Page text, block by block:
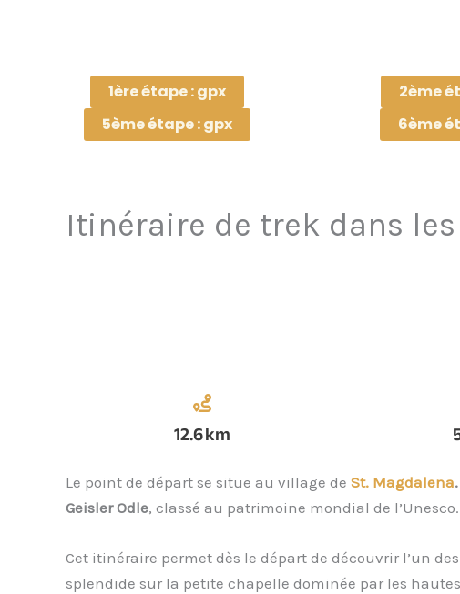
1ère étape : gpx
5ème étape : gpx
2ème
6ème
Itinéraire de trek dans
12.6km
Le point de départ se situe au village de St. Magdalena.
Geisler Odle, classé au patrimoine mondial de l’Unesco.
Cet itinéraire permet dès le départ de découvrir l’un
splendide sur la petite chapelle dominée par les